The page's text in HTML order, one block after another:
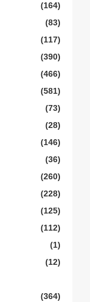
(164)
(83)
(117)
(390)
(466)
(581)
(73)
(28)
(146)
(36)
(260)
(228)
(125)
(112)
(1)
(12)
(364)